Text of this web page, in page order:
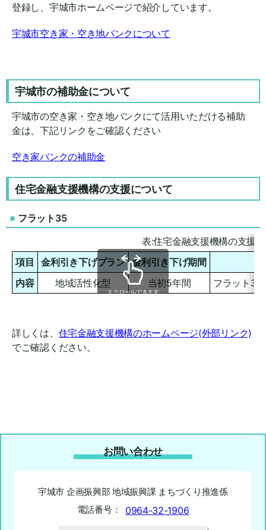
登録し、宇城市ホームページで紹介しています。
宇城市空き家・空き地バンクについて
宇城市の補助金について
宇城市の空き家・空き地バンクにて活用いただける補助
金は、下記リンクをご確認ください
空き家バンクの補助金
住宅金融支援機構の支援について
フラット35
表:住宅金融支援機構の支援
項目
金利引き下げプラン 金利引き下げ期間
内容
地域活性化型 当初5年間 フラット35
スクロールできます
詳しくは、 住宅金融支援機構のホームページ(外部リンク)
でご確認ください。
お問い合わせ
宇城市 企画振興部 地域振興課 まちづくり推進係
電話番号：
0964-32-1906